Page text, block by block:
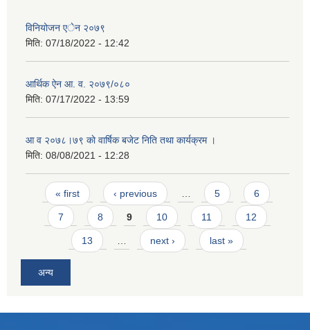
विनियोजन एेन २०७९
मिति: 07/18/2022 - 12:42
आर्थिक ऐन आ. व. २०७९/०८०
मिति: 07/17/2022 - 13:59
आ व २०७८।७९ काे वार्षिक बजेट निति तथा कार्यक्रम ।
मिति: 08/08/2021 - 12:28
Pages
« first ‹ previous 5 6
7 8 9 10 11 12
13 next › last »
अन्य